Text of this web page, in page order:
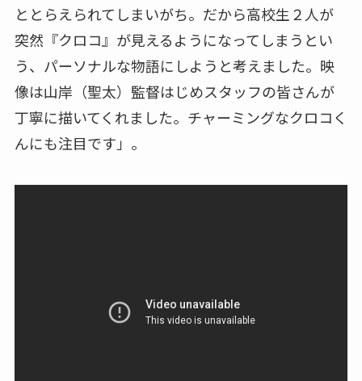
ととらえられてしまいがち。だから高校生２人が
突然『クロコ』が見えるようになってしまうとい
う、パーソナルな物語にしようと考えました。映
像は山岸（聖太）監督はじめスタッフの皆さんが
丁寧に描いてくれました。チャーミングなクロコく
んにも注目です」。